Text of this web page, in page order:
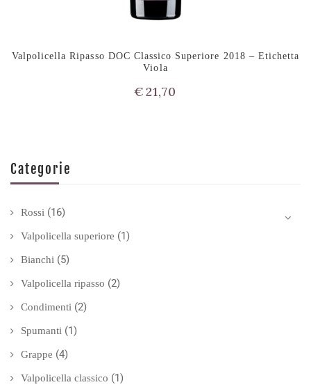
Categorie
Rossi (16)
Valpolicella superiore (1)
Bianchi (5)
Valpolicella ripasso (2)
Condimenti (2)
Spumanti (1)
Grappe (4)
Valpolicella classico (1)
Valpolicella Ripasso DOC Classico Superiore 2018 – Etichetta
Viola
€21,70